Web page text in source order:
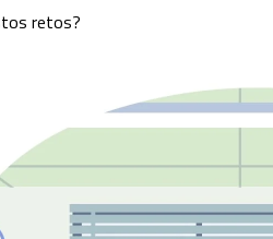
retos?